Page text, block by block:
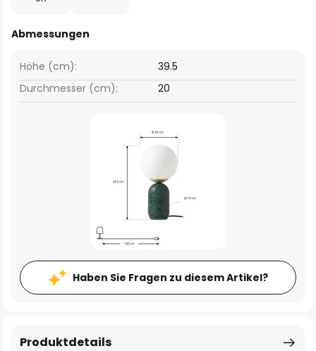
Abmessungen
Höhe (cm):
39.5
Durchmesser (cm):
20
Haben Sie Fragen zu diesem Artikel?
Produktdetails